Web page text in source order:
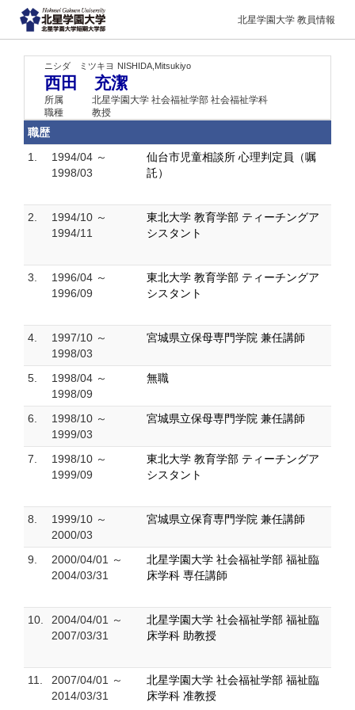
北星学園大学 教員情報
ニシダ ミツキヨ NISHIDA,Mitsukiyo
西田 充潔
所属
北星学園大学 社会福祉学部 社会福祉学科
職種
教授
職歴
1.
1994/04 ～
1998/03
仙台市児童相談所 心理判定員（嘱
託）
2.
1994/10 ～
1994/11
東北大学 教育学部 ティーチングア
シスタント
3.
1996/04 ～
1996/09
東北大学 教育学部 ティーチングア
シスタント
4.
1997/10 ～
1998/03
宮城県立保母専門学院 兼任講師
5.
1998/04 ～
1998/09
無職
6.
1998/10 ～
1999/03
宮城県立保母専門学院 兼任講師
7.
1998/10 ～
1999/09
東北大学 教育学部 ティーチングア
シスタント
8.
1999/10 ～
2000/03
宮城県立保育専門学院 兼任講師
9.
2000/04/01 ～
2004/03/31
北星学園大学 社会福祉学部 福祉臨
床学科 専任講師
10.
2004/04/01 ～
2007/03/31
北星学園大学 社会福祉学部 福祉臨
床学科 助教授
11.
2007/04/01 ～
2014/03/31
北星学園大学 社会福祉学部 福祉臨
床学科 准教授